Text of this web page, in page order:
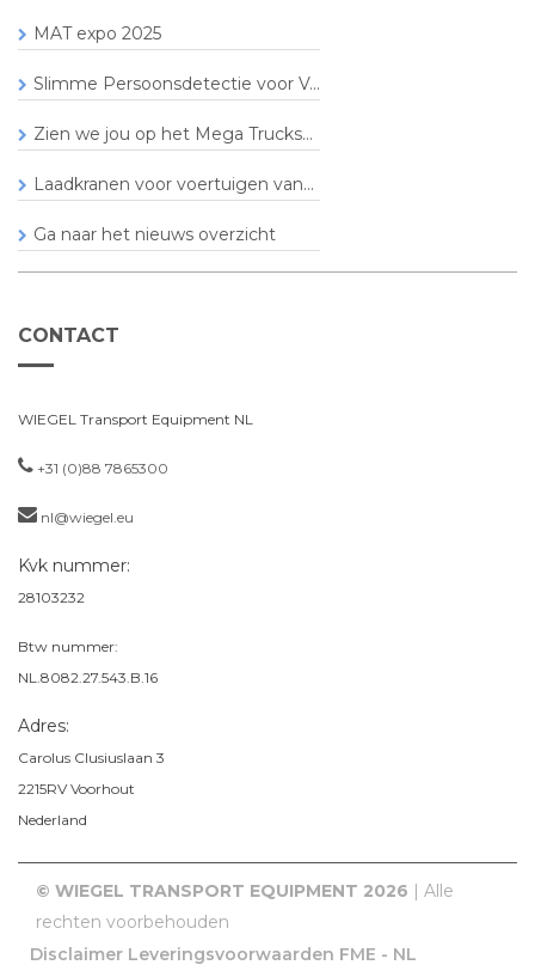
MAT expo 2025
Slimme Persoonsdetectie voor V...
Zien we jou op het Mega Trucks...
Laadkranen voor voertuigen van...
Ga naar het nieuws overzicht
CONTACT
WIEGEL Transport Equipment NL
+31 (0)88 7865300
nl@wiegel.eu
Kvk nummer:
28103232
Btw nummer:
NL.8082.27.543.B.16
Adres:
Carolus Clusiuslaan 3
2215RVVoorhout
Nederland
© WIEGEL TRANSPORT EQUIPMENT 2026 | Alle
rechten voorbehouden
Disclaimer Leveringsvoorwaarden FME - NL